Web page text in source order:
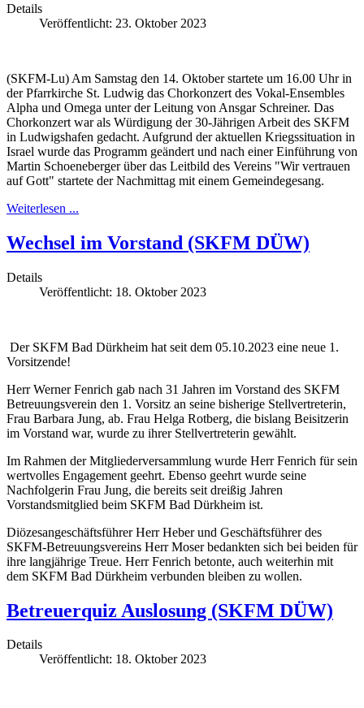
Details
Veröffentlicht: 23. Oktober 2023
(SKFM-Lu) Am Samstag den 14. Oktober startete um 16.00 Uhr in
der Pfarrkirche St. Ludwig das Chorkonzert des Vokal-Ensembles
Alpha und Omega unter der Leitung von Ansgar Schreiner. Das
Chorkonzert war als Würdigung der 30-Jährigen Arbeit des SKFM
in Ludwigshafen gedacht. Aufgrund der aktuellen Kriegssituation in
Israel wurde das Programm geändert und nach einer Einführung von
Martin Schoeneberger über das Leitbild des Vereins "Wir vertrauen
auf Gott" startete der Nachmittag mit einem Gemeindegesang.
Weiterlesen ...
Wechsel im Vorstand (SKFM DÜW)
Details
Veröffentlicht: 18. Oktober 2023
Der SKFM Bad Dürkheim hat seit dem 05.10.2023 eine neue 1.
Vorsitzende!
Herr Werner Fenrich gab nach 31 Jahren im Vorstand des SKFM
Betreuungsverein den 1. Vorsitz an seine bisherige Stellvertreterin,
Frau Barbara Jung, ab. Frau Helga Rotberg, die bislang Beisitzerin
im Vorstand war, wurde zu ihrer Stellvertreterin gewählt.
Im Rahmen der Mitgliederversammlung wurde Herr Fenrich für sein
wertvolles Engagement geehrt. Ebenso geehrt wurde seine
Nachfolgerin Frau Jung, die bereits seit dreißig Jahren
Vorstandsmitglied beim SKFM Bad Dürkheim ist.
Diözesangeschäftsführer Herr Heber und Geschäftsführer des
SKFM-Betreuungsvereins Herr Moser bedankten sich bei beiden für
ihre langjährige Treue. Herr Fenrich betonte, auch weiterhin mit
dem SKFM Bad Dürkheim verbunden bleiben zu wollen.
Betreuerquiz Auslosung (SKFM DÜW)
Details
Veröffentlicht: 18. Oktober 2023